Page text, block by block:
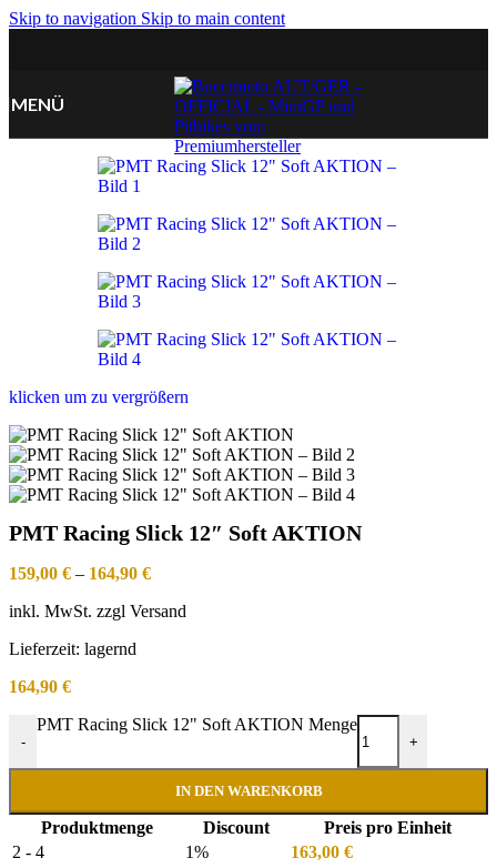
Skip to navigation Skip to main content
MENÜ
klicken um zu vergrößern
PMT Racing Slick 12″ Soft AKTION
159,00 € – 164,90 €
inkl. MwSt. zzgl Versand
Lieferzeit: lagernd
164,90 €
-
PMT Racing Slick 12" Soft AKTION Menge
+
IN DEN WARENKORB
Produktmenge Discount
Preis pro Einheit
2 - 4
1% 163,00 €